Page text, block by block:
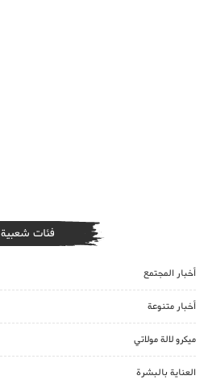
فئات شعبية
أخبار المجتمع
أخبار متنوعة
ميكرو لالة مولاتي
العناية بالبشرة